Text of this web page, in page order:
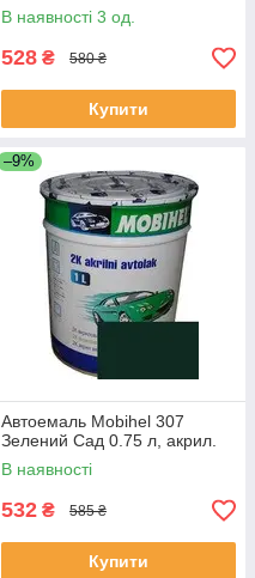
В наявності 3 од.
528 ₴ 580 ₴
Купити
–9%
Автоемаль Mobihel 307
Зелений Сад 0.75 л, акрил.
В наявності
532 ₴ 585 ₴
Купити